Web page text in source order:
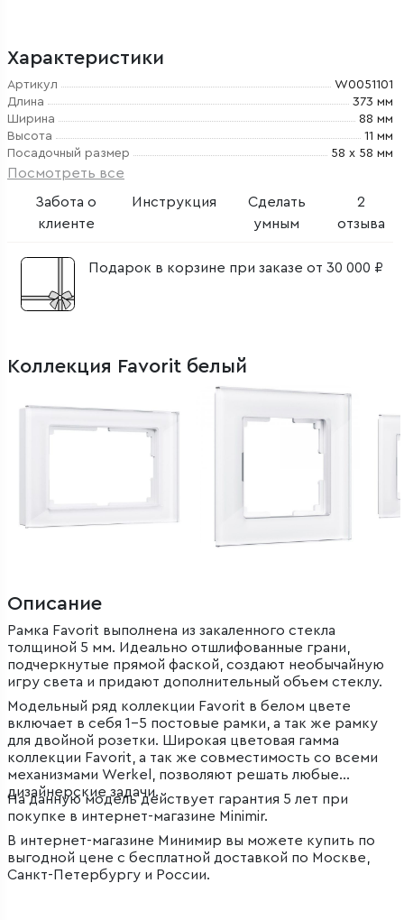
Характеристики
Артикул
W0051101
Длина
373 мм
Ширина
88 мм
Высота
11 мм
Посадочный размер
58 х 58 мм
Посмотреть все
Забота о
клиенте
Инструкция
Сделать
умным
2
отзыва
Подарок в корзине при заказе от 30 000 ₽
Коллекция Favorit белый
Описание
Рамка Favorit выполнена из закаленного стекла
толщиной 5 мм. Идеально отшлифованные грани,
подчеркнутые прямой фаской, создают необычайную
игру света и придают дополнительный объем стеклу.
Модельный ряд коллекции Favorit в белом цвете
включает в себя 1–5 постовые рамки, а так же рамку
для двойной розетки. Широкая цветовая гамма
коллекции Favorit, а так же совместимость со всеми
механизмами Werkel, позволяют решать любые
дизайнерские задачи.
На данную модель действует гарантия 5 лет при
покупке в интернет-магазине Minimir.
В интернет-магазине Минимир вы можете купить по
выгодной цене с бесплатной доставкой по Москве,
Санкт-Петербургу и России.